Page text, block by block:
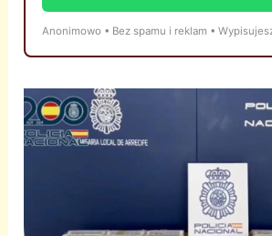
Anonimowo • Bez spamu i reklam •